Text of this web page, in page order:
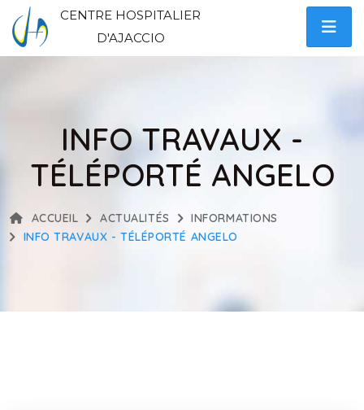
CENTRE HOSPITALIER
D'AJACCIO
INFO TRAVAUX -
TÉLÉPORTÉ ANGELO
ACCUEIL ACTUALITÉS
INFORMATIONS
INFO TRAVAUX - TÉLÉPORTÉ ANGELO